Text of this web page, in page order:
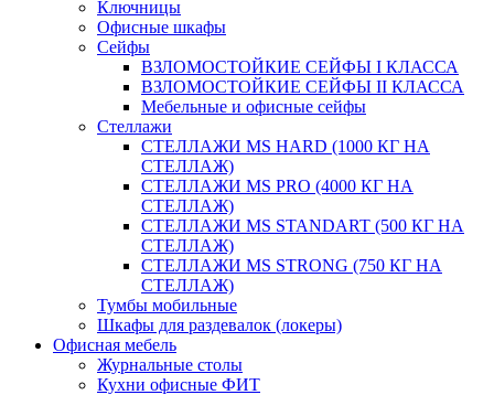
Ключницы
Офисные шкафы
Сейфы
ВЗЛОМОСТОЙКИЕ СЕЙФЫ I КЛАССА
ВЗЛОМОСТОЙКИЕ СЕЙФЫ II КЛАССА
Мебельные и офисные сейфы
Стеллажи
СТЕЛЛАЖИ MS HARD (1000 КГ НА
СТЕЛЛАЖ)
СТЕЛЛАЖИ MS PRO (4000 КГ НА
СТЕЛЛАЖ)
СТЕЛЛАЖИ MS STANDART (500 КГ НА
СТЕЛЛАЖ)
СТЕЛЛАЖИ MS STRONG (750 КГ НА
СТЕЛЛАЖ)
Тумбы мобильные
Шкафы для раздевалок (локеры)
Офисная мебель
Журнальные столы
Кухни офисные ФИТ